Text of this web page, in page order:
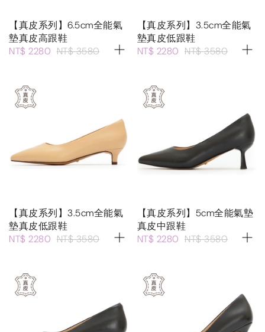
【真皮系列】6.5cm全能氣
墊真皮高跟鞋
NT$ 2280 NT$ 3580
【真皮系列】3.5cm全能氣
墊真皮低跟鞋
NT$ 2280 NT$ 3580
【真皮系列】3.5cm全能氣
墊真皮低跟鞋
NT$ 2280 NT$ 3580
【真皮系列】5cm全能氣墊
真皮中跟鞋
NT$ 2280 NT$ 3580